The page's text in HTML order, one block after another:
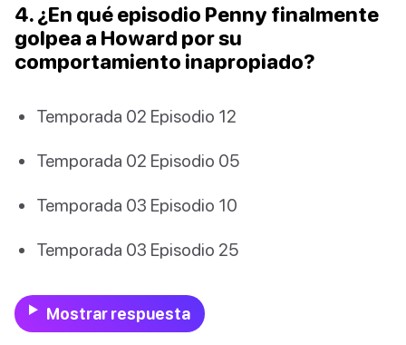
4. ¿En qué episodio Penny finalmente
golpea a Howard por su
comportamiento inapropiado?
Temporada 02 Episodio 12
Temporada 02 Episodio 05
Temporada 03 Episodio 10
Temporada 03 Episodio 25
Mostrar respuesta